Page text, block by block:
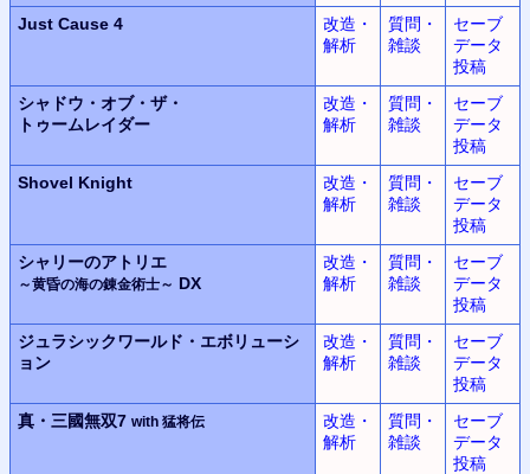
Just Cause 4
改造・
解析
質問・
雑談
セーブ
データ
投稿
シャドウ・オブ・ザ・
トゥームレイダー
改造・
解析
質問・
雑談
セーブ
データ
投稿
Shovel Knight
改造・
解析
質問・
雑談
セーブ
データ
投稿
シャリーのアトリエ
～黄昏の海の錬金術士～ DX
改造・
解析
質問・
雑談
セーブ
データ
投稿
ジュラシックワールド・エボリューシ
ョン
改造・
解析
質問・
雑談
セーブ
データ
投稿
真・三國無双7 with 猛将伝
改造・
解析
質問・
雑談
セーブ
データ
投稿